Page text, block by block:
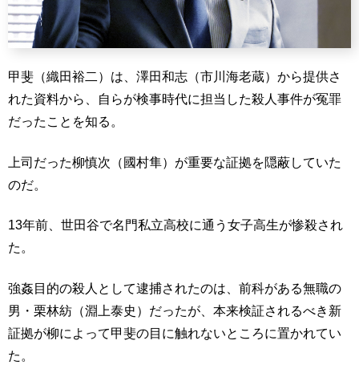
甲斐（織田裕二）は、澤田和志（市川海老蔵）から提供さ
れた資料から、自らが検事時代に担当した殺人事件が冤罪
だったことを知る。
上司だった柳慎次（國村隼）が重要な証拠を隠蔽していた
のだ。
13年前、世田谷で名門私立高校に通う女子高生が惨殺され
た。
強姦目的の殺人として逮捕されたのは、前科がある無職の
男・栗林紡（淵上泰史）だったが、本来検証されるべき新
証拠が柳によって甲斐の目に触れないところに置かれてい
た。